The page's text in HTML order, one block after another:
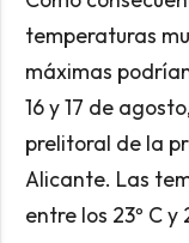
temperaturas
máximas
16 y 17 de
prelitoral de la
Alicante. Las
entre los 23º C y